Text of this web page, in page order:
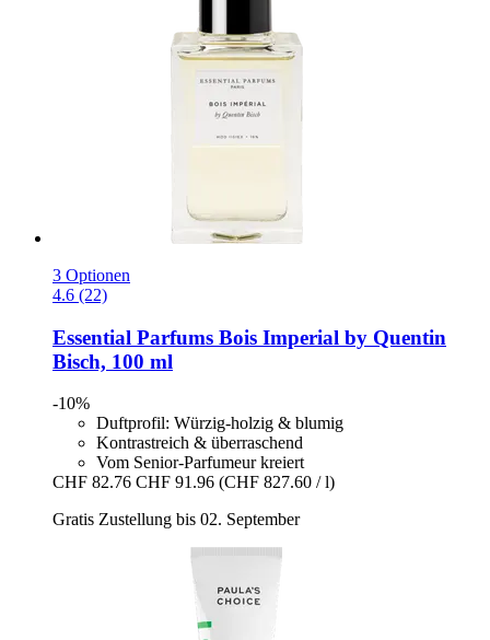
3 Optionen
4.6 (22)
Essential Parfums Bois Imperial by Quentin
Bisch, 100 ml
-10%
Duftprofil: Würzig-holzig & blumig
Kontrastreich & überraschend
Vom Senior-Parfumeur kreiert
CHF 82.76 CHF 91.96 (CHF 827.60 / l)
Gratis Zustellung bis 02. September